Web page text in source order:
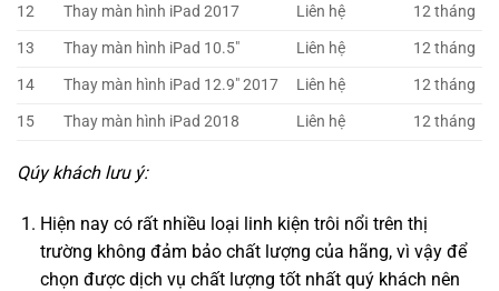
12
Thay màn hình iPad 2017 Liên hệ
12 tháng
13
Thay màn hình iPad 10.5″ Liên hệ
12 tháng
14
Thay màn hình iPad 12.9″ 2017 Liên hệ
12 tháng
15
Thay màn hình iPad 2018 Liên hệ 12 tháng
Qúy khách lưu ý:
Hiện nay có rất nhiều loại linh kiện trôi nổi trên thị
trường không đảm bảo chất lượng của hãng, vì vậy để
chọn được dịch vụ chất lượng tốt nhất quý khách nên